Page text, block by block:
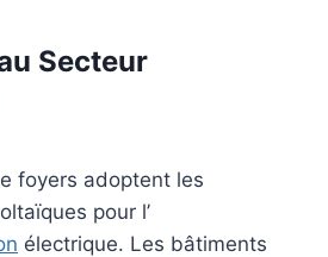
Secteur
foyers adoptent les
pour l’
électrique. Les bâtiments